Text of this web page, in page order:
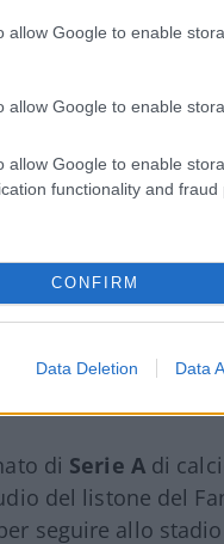
allow Google to enable
allow Google to enable
allow Google to enable
functionality and
CONFIRM
Data Deletion Data
di Serie Adi
del listone del
seguire allo